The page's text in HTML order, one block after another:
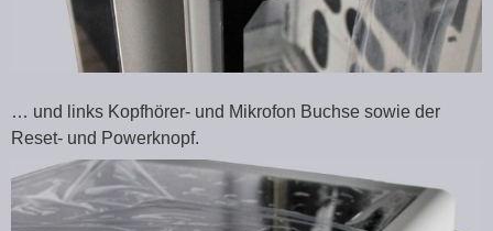
… und links Kopfhörer- und Mikrofon Buchse sowie der
Reset- und Powerknopf.